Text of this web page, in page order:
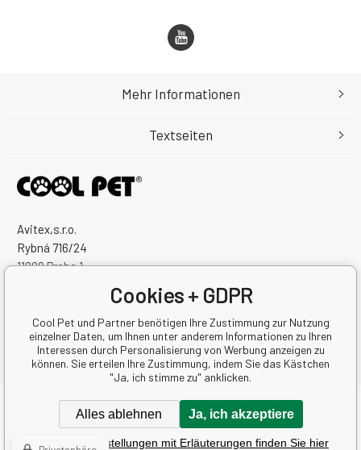
Avitex,s.r.o.
Rybná 716/24
11000 Praha 1
Handelsregister Nr.: 60745291
Steuernum.: CZ60745291
Mehr Informationen
Textseiten
Copyright © 2026 Avitex,s.r.o.
Alle Rechte vorbehalten.
Cookies + GDPR
Cool Pet und Partner benötigen Ihre Zustimmung zur Nutzung
einzelner Daten, um Ihnen unter anderem Informationen zu Ihren
Interessen durch Personalisierung von Werbung anzeigen zu
können. Sie erteilen Ihre Zustimmung, indem Sie das Kästchen
"Ja, ich stimme zu" anklicken.
Alles ablehnen Ja, ich akzeptiere
Detaillierte Einstellungen mit Erläuterungen finden Sie hier